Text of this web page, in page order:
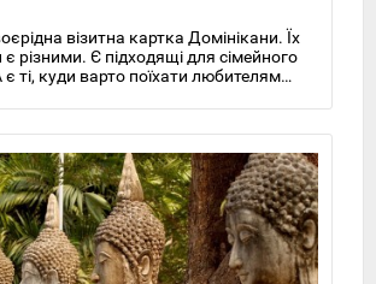
візитна картка Домінікани. Їх
є різними. Є підходящі для сімейного
є ті, куди варто поїхати любителям
Домінікани.